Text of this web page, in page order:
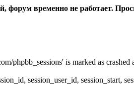
форум временно не работает.
phpbb_sessions' is marked as crashed
session_user_id, session_start,